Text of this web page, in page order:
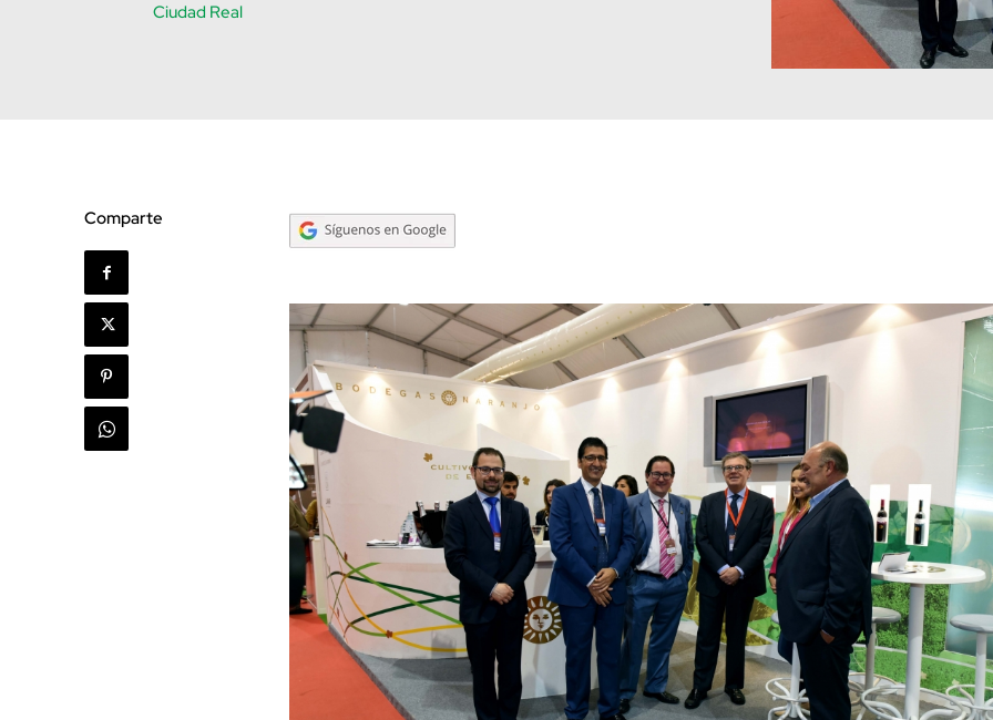
Ciudad Real
Comparte